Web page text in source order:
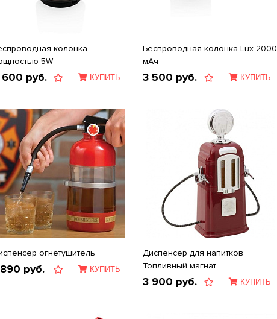
колонка
5W
600 руб. КУПИТЬ
Беспроводная колонка Lux 2000
мАч
3 500 руб. КУПИТЬ
огнетушитель
руб. КУПИТЬ
Диспенсер для напитков
Топливный магнат
3 900 руб. КУПИТЬ